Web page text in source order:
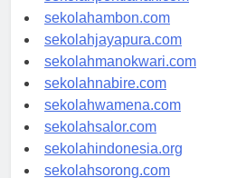
sekolahpontianak.com
sekolahambon.com
sekolahjayapura.com
sekolahmanokwari.com
sekolahnabire.com
sekolahwamena.com
sekolahsalor.com
sekolahindonesia.org